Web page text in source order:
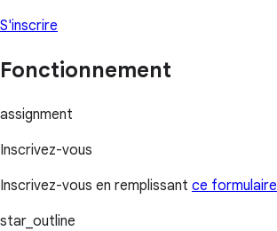
S'inscrire
Fonctionnement
assignment
Inscrivez-vous
Inscrivez-vous en remplissant ce formulaire
star_outline